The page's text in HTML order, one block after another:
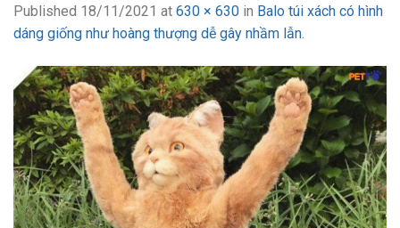
Published 18/11/2021 at 630 × 630 in Balo túi xách có hình
dáng giống như hoàng thượng dễ gây nhầm lẫn.